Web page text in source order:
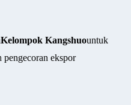
Kelompok Kangshuountuk
pengecoran ekspor